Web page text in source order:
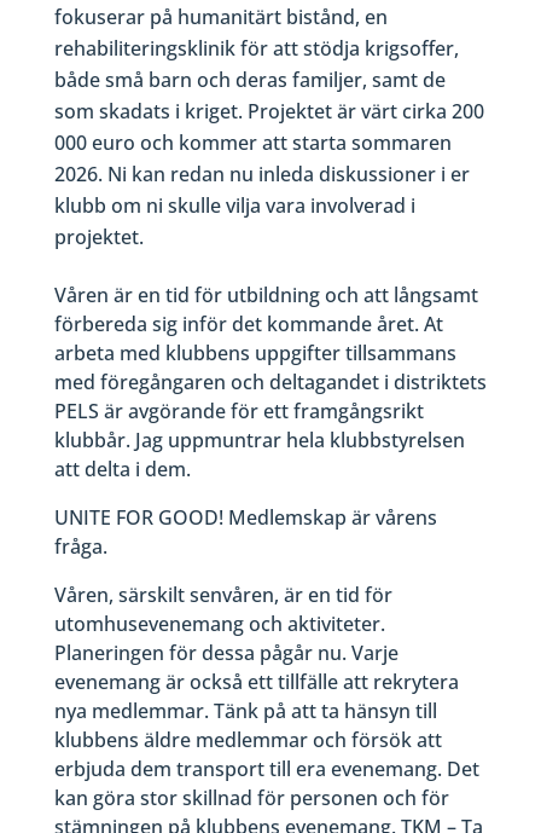
fokuserar på humanitärt bistånd, en
rehabiliteringsklinik för att stödja krigsoffer,
både små barn och deras familjer, samt de
som skadats i kriget. Projektet är värt cirka 200
000 euro och kommer att starta sommaren
2026. Ni kan redan nu inleda diskussioner i er
klubb om ni skulle vilja vara involverad i
projektet.
Våren är en tid för utbildning och att långsamt
förbereda sig inför det kommande året. At
arbeta med klubbens uppgifter tillsammans
med föregångaren och deltagandet i distriktets
PELS är avgörande för ett framgångsrikt
klubbår. Jag uppmuntrar hela klubbstyrelsen
att delta i dem.
UNITE FOR GOOD! Medlemskap är vårens
fråga.
Våren, särskilt senvåren, är en tid för
utomhusevenemang och aktiviteter.
Planeringen för dessa pågår nu. Varje
evenemang är också ett tillfälle att rekrytera
nya medlemmar. Tänk på att ta hänsyn till
klubbens äldre medlemmar och försök att
erbjuda dem transport till era evenemang. Det
kan göra stor skillnad för personen och för
stämningen på klubbens evenemang. TKM – Ta